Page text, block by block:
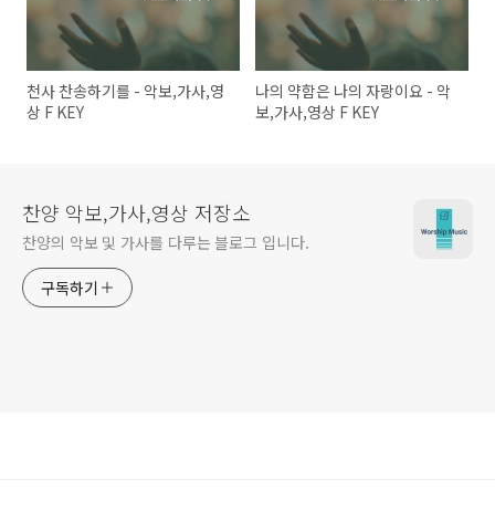
천사 찬송하기를 - 악보,가사,영
상 F KEY
나의 약함은 나의 자랑이요 - 악
보,가사,영상 F KEY
찬양 악보,가사,영상 저장소
찬양의 악보 및 가사를 다루는 블로그 입니다.
구독하기